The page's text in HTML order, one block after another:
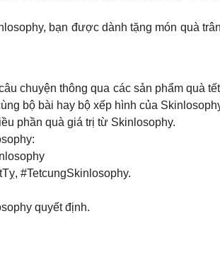
bạn được dành tặng món quà
chuyện thông qua các sản phẩm quà
bộ bài hay bộ xếp hình của
phần quà giá trị từ Skinlosophy.
#TetcungSkinlosophy.
quyết định.